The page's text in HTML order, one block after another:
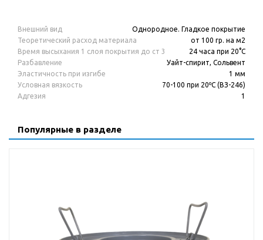
Внешний вид
Однородное. Гладкое покрытие
Теоретический расход материала
от 100 гр. на м2
Время высыхания 1 слоя покрытия до ст 3
24 часа при 20°С
Разбавление
Уайт-спирит, Сольвент
Эластичность при изгибе
1 мм
Условная вязкость
70-100 при 20ºС (ВЗ-246)
Адгезия
1
Популярные в разделе